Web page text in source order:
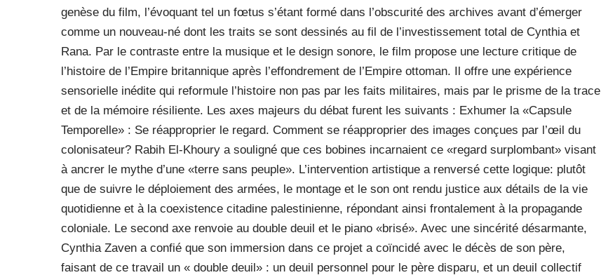
genèse du film, l’évoquant tel un fœtus s’étant formé dans l’obscurité des archives avant d’émerger
comme un nouveau-né dont les traits se sont dessinés au fil de l’investissement total de Cynthia et
Rana. Par le contraste entre la musique et le design sonore, le film propose une lecture critique de
l’histoire de l’Empire britannique après l’effondrement de l’Empire ottoman. Il offre une expérience
sensorielle inédite qui reformule l’histoire non pas par les faits militaires, mais par le prisme de la trace
et de la mémoire résiliente. Les axes majeurs du débat furent les suivants : Exhumer la «Capsule
Temporelle» : Se réapproprier le regard. Comment se réapproprier des images conçues par l’œil du
colonisateur? Rabih El-Khoury a souligné que ces bobines incarnaient ce «regard surplombant» visant
à ancrer le mythe d’une «terre sans peuple». L’intervention artistique a renversé cette logique: plutôt
que de suivre le déploiement des armées, le montage et le son ont rendu justice aux détails de la vie
quotidienne et à la coexistence citadine palestinienne, répondant ainsi frontalement à la propagande
coloniale. Le second axe renvoie au double deuil et le piano «brisé». Avec une sincérité désarmante,
Cynthia Zaven a confié que son immersion dans ce projet a coïncidé avec le décès de son père,
faisant de ce travail un « double deuil» : un deuil personnel pour le père disparu, et un deuil collectif